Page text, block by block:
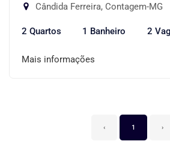
Cândida Ferreira, Contagem-MG
2 Quartos 1 Banheiro 2
Mais informações
‹ 1 ›